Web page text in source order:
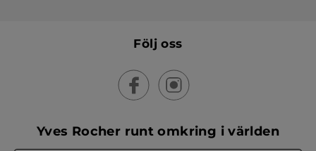
Följ oss
Yves Rocher runt omkring i världen